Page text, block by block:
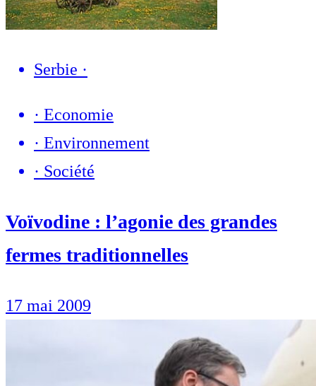
Serbie ·
· Economie
· Environnement
· Société
Voïvodine : l’agonie des grandes
fermes traditionnelles
17 mai 2009